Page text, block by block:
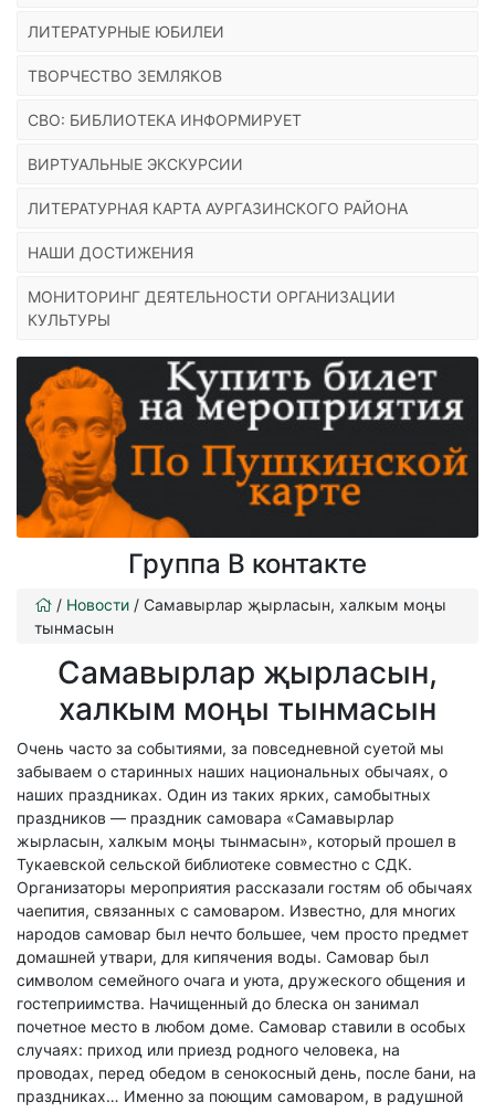
ЛИТЕРАТУРНЫЕ ЮБИЛЕИ
ТВОРЧЕСТВО ЗЕМЛЯКОВ
СВО: БИБЛИОТЕКА ИНФОРМИРУЕТ
ВИРТУАЛЬНЫЕ ЭКСКУРСИИ
ЛИТЕРАТУРНАЯ КАРТА АУРГАЗИНСКОГО РАЙОНА
НАШИ ДОСТИЖЕНИЯ
МОНИТОРИНГ ДЕЯТЕЛЬНОСТИ ОРГАНИЗАЦИИ
КУЛЬТУРЫ
Группа В контакте
/ Новости / Самавырлар җырласын, халкым моңы
тынмасын
Самавырлар җырласын,
халкым моңы тынмасын
Очень часто за событиями, за повседневной суетой мы
забываем о старинных наших национальных обычаях, о
наших праздниках. Один из таких ярких, самобытных
праздников — праздник самовара «Самавырлар
жырласын, халкым моңы тынмасын», который прошел в
Тукаевской сельской библиотеке совместно с СДК.
Организаторы мероприятия рассказали гостям об обычаях
чаепития, связанных с самоваром. Известно, для многих
народов самовар был нечто большее, чем просто предмет
домашней утвари, для кипячения воды. Самовар был
символом семейного очага и уюта, дружеского общения и
гостеприимства. Начищенный до блеска он занимал
почетное место в любом доме. Самовар ставили в особых
случаях: приход или приезд родного человека, на
проводах, перед обедом в сенокосный день, после бани, на
праздниках… Именно за поющим самоваром, в радушной